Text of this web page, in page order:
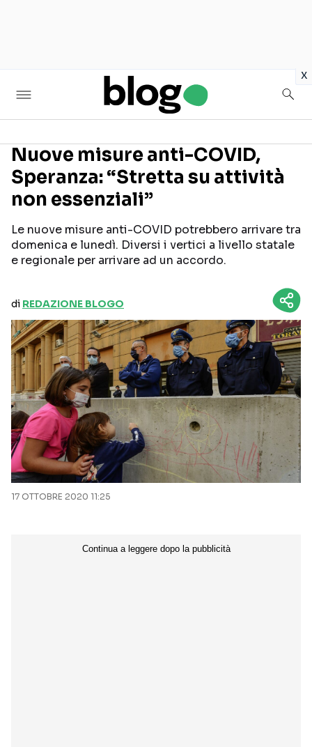
x
Seguici sui social
Nuove misure anti-COVID,
Speranza: “Stretta su attività
non essenziali”
Le nuove misure anti-COVID potrebbero arrivare tra
domenica e lunedì. Diversi i vertici a livello statale
e regionale per arrivare ad un accordo.
di REDAZIONE BLOGO
17 OTTOBRE 2020 11:25